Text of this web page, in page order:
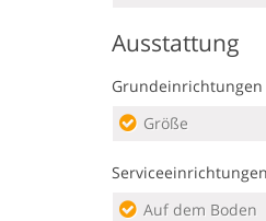
Ausstattung
Grundeinrichtungen
Größe
Serviceeinrichtungen
Auf dem Boden